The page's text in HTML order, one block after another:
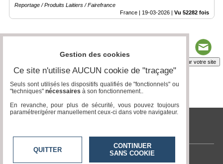
Reportage / Produits Laitiers / Fairefrance
France | 19-03-2026 | Vu 52282 fois
Insérez sur votre site
tvlocale.fr
Contactez-nous
Gestion des cookies
Ce site n'utilise AUCUN cookie de "traçage"
Seuls sont utilisés les dispositifs qualifiés de "fonctionnels" ou
"techniques" nécessaires à son fonctionnement..
En revanche, pour plus de sécurité, vous pouvez toujours
paramétrer/gérer manuellement ceux-ci dans votre navigateur.
QUITTER
CONTINUER
SANS COOKIE